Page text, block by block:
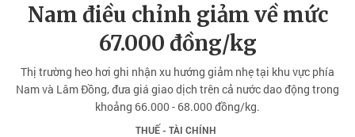
Nam điều chỉnh giảm về mức
67.000 đồng/kg
Thị trường heo hơi ghi nhận xu hướng giảm nhẹ tại khu vực phía
Nam và Lâm Đồng, đưa giá giao dịch trên cả nước dao động trong
khoảng 66.000 - 68.000 đồng/kg.
THUẾ - TÀI CHÍNH